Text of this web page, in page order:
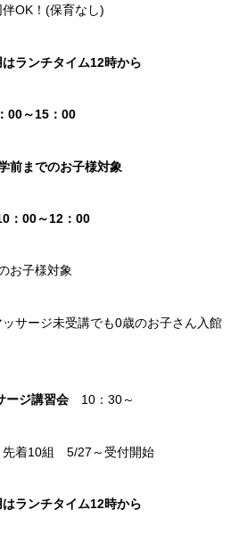
(保育なし)
ランチタイム12時から
00～15：00
でのお子様対象
：00～12：00
様対象
未受講でも0歳のお子さん入館
ージ講習会 10：30～
5/27～受付開始
ランチタイム12時から